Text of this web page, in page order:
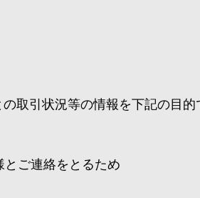
取引状況等の情報を下記の目的
ご連絡をとるため